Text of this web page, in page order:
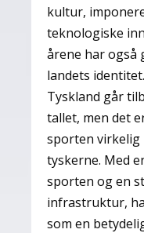
kultur,
teknologiske
årene har også
landets
Tyskland går
tallet, men det
sporten
tyskerne. Med
sporten og en
infrastruktur,
som en